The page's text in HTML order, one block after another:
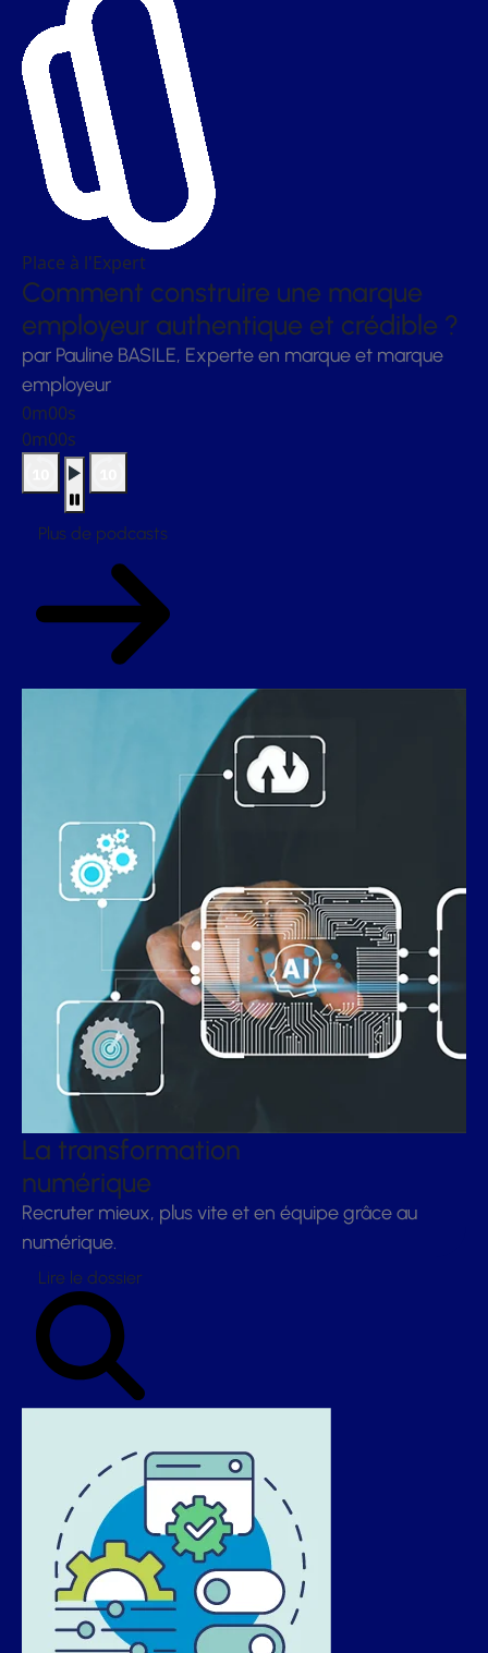
Place à l'Expert
Comment construire une marque
employeur authentique et crédible ?
par Pauline BASILE, Experte en marque et marque
employeur
0m00s
0m00s
Plus de podcasts
La transformation
numérique
Recruter mieux, plus vite et en équipe grâce au
numérique.
Lire le dossier